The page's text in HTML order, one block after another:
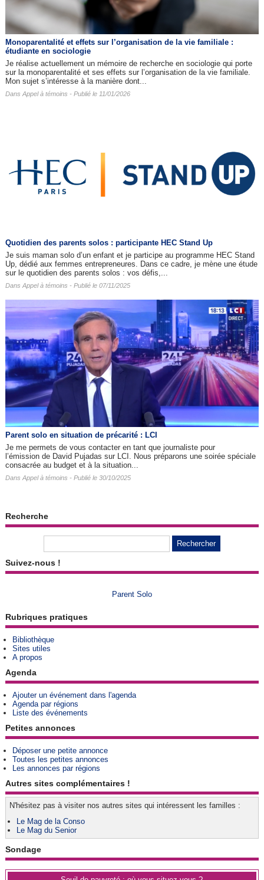
Monoparentalité et effets sur l’organisation de la vie familiale :
étudiante en sociologie
Je réalise actuellement un mémoire de recherche en sociologie qui porte
sur la monoparentalité et ses effets sur l’organisation de la vie familiale.
Mon sujet s’intéresse à la manière dont...
Dans Appel à témoins - Publié le 11/01/2026
Quotidien des parents solos : participante HEC Stand Up
Je suis maman solo d’un enfant et je participe au programme HEC Stand
Up, dédié aux femmes entrepreneures. Dans ce cadre, je mène une étude
sur le quotidien des parents solos : vos défis,...
Dans Appel à témoins - Publié le 07/11/2025
Parent solo en situation de précarité : LCI
Je me permets de vous contacter en tant que journaliste pour
l’émission de David Pujadas sur LCI. Nous préparons une soirée spéciale
consacrée au budget et à la situation...
Dans Appel à témoins - Publié le 30/10/2025
Recherche
Suivez-nous !
Parent Solo
Rubriques pratiques
Bibliothèque
Sites utiles
A propos
Agenda
Ajouter un événement dans l'agenda
Agenda par régions
Liste des événements
Petites annonces
Déposer une petite annonce
Toutes les petites annonces
Les annonces par régions
Autres sites complémentaires !
N'hésitez pas à visiter nos autres sites qui intéressent les familles :
Le Mag de la Conso
Le Mag du Senior
Sondage